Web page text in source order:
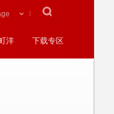
洋 下载专区